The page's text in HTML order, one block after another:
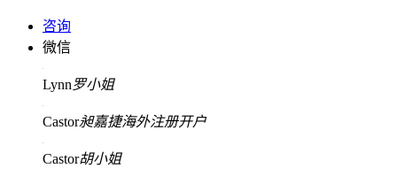
咨询
微信
Lynn罗小姐
Castor昶嘉捷海外注册开户
Castor胡小姐